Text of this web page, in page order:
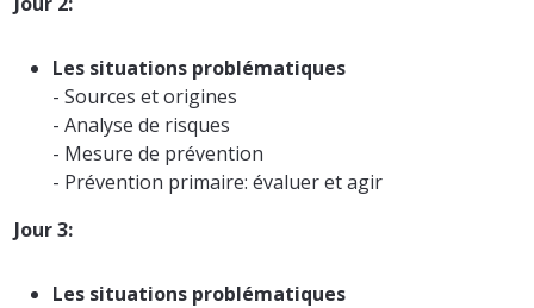
Les situations problématiques
- Sources et origines
- Analyse de risques
- Mesure de prévention
- Prévention primaire: évaluer et agir
Jour 3:
Les situations problématiques